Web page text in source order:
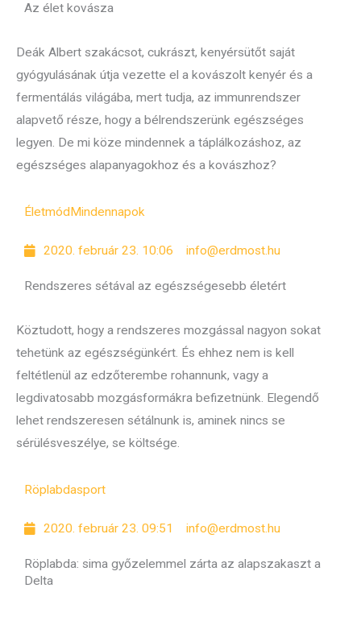
Az élet kovásza
Deák Albert szakácsot, cukrászt, kenyérsütőt saját
gyógyulásának útja vezette el a kovászolt kenyér és a
fermentálás világába, mert tudja, az immunrendszer
alapvető része, hogy a bélrendszerünk egészséges
legyen. De mi köze mindennek a táplálkozáshoz, az
egészséges alapanyagokhoz és a kovászhoz?
ÉletmódMindennapok
2020. február 23. 10:06 info@erdmost.hu
Rendszeres sétával az egészségesebb életért
Köztudott, hogy a rendszeres mozgással nagyon sokat
tehetünk az egészségünkért. És ehhez nem is kell
feltétlenül az edzőterembe rohannunk, vagy a
legdivatosabb mozgásformákra befizetnünk. Elegendő
lehet rendszeresen sétálnunk is, aminek nincs se
sérülésveszélye, se költsége.
Röplabdasport
2020. február 23. 09:51 info@erdmost.hu
Röplabda: sima győzelemmel zárta az alapszakaszt a
Delta